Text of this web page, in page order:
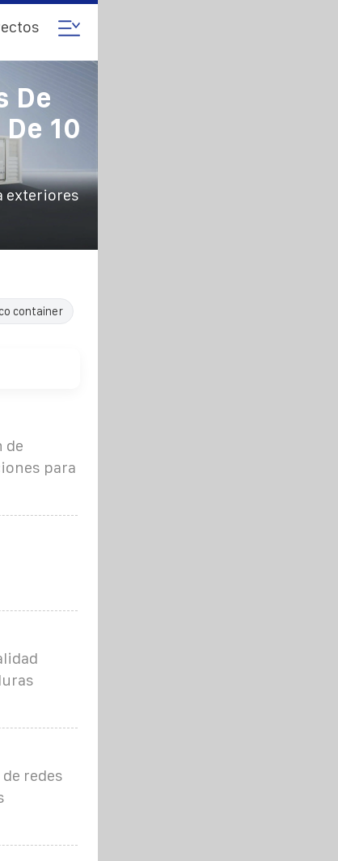
De
10
exteriores
container
de
para
redes